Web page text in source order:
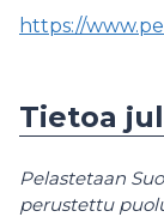
https://
Tietoa
Pelastetaan
perustettu